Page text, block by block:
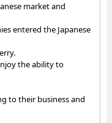
market and
entered the Japanese
the ability to
to their business and